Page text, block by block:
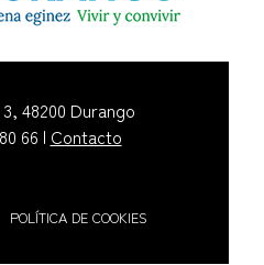
48200 Durango
66 | Contacto
POLÍTICA DE COOKIES